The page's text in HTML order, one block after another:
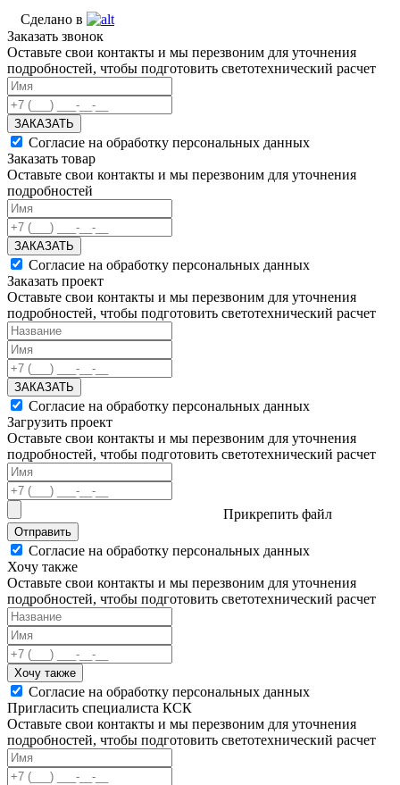
Сделано в
Заказать звонок
Оставьте свои контакты и мы перезвоним для уточнения
подробностей, чтобы подготовить светотехнический расчет
ЗАКАЗАТЬ
Согласие на обработку персональных данных
Заказать товар
Оставьте свои контакты и мы перезвоним для уточнения
подробностей
ЗАКАЗАТЬ
Согласие на обработку персональных данных
Заказать проект
Оставьте свои контакты и мы перезвоним для уточнения
подробностей, чтобы подготовить светотехнический расчет
ЗАКАЗАТЬ
Согласие на обработку персональных данных
Загрузить проект
Оставьте свои контакты и мы перезвоним для уточнения
подробностей, чтобы подготовить светотехнический расчет
Прикрепить файл
Отправить
Согласие на обработку персональных данных
Хочу также
Оставьте свои контакты и мы перезвоним для уточнения
подробностей, чтобы подготовить светотехнический расчет
Хочу также
Согласие на обработку персональных данных
Пригласить специалиста КСК
Оставьте свои контакты и мы перезвоним для уточнения
подробностей, чтобы подготовить светотехнический расчет